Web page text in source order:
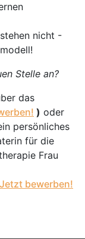
nicht -
Stelle an?
das
) oder
persönliches
für die
Frau
Jetzt bewerben!